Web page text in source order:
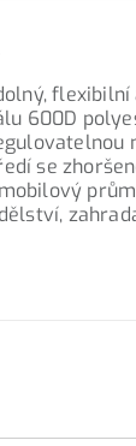
600D
se